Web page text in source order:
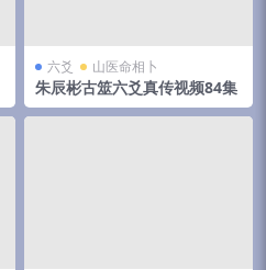
六爻 山医命相卜
朱辰彬古筮六爻真传视频84集